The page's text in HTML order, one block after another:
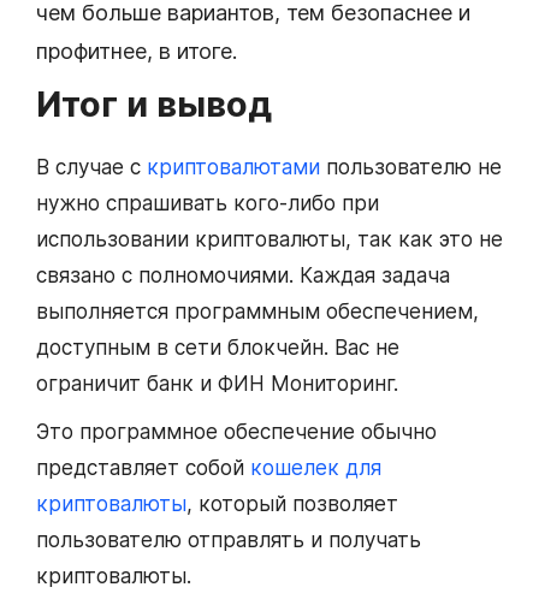
чем больше вариантов, тем безопаснее и
профитнее, в итоге.
Итог и вывод
В случае с криптовалютами пользователю не
нужно спрашивать кого-либо при
использовании криптовалюты, так как это не
связано с полномочиями. Каждая задача
выполняется программным обеспечением,
доступным в сети блокчейн. Вас не
ограничит банк и ФИН Мониторинг.
Это программное обеспечение обычно
представляет собой кошелек для
криптовалюты, который позволяет
пользователю отправлять и получать
криптовалюты.